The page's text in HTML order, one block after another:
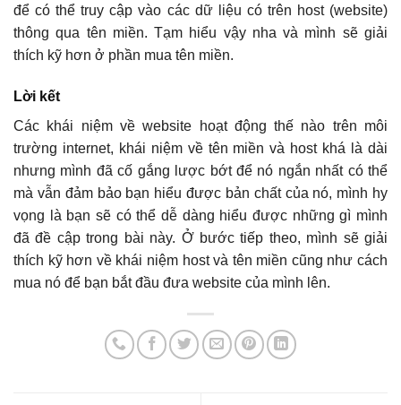
để có thể truy cập vào các dữ liệu có trên host (website)
thông qua tên miền. Tạm hiểu vậy nha và mình sẽ giải
thích kỹ hơn ở phần mua tên miền.
Lời kết
Các khái niệm về website hoạt động thế nào trên môi
trường internet, khái niệm về tên miền và host khá là dài
nhưng mình đã cố gắng lược bớt để nó ngắn nhất có thể
mà vẫn đảm bảo bạn hiểu được bản chất của nó, mình hy
vọng là bạn sẽ có thể dễ dàng hiểu được những gì mình
đã đề cập trong bài này. Ở bước tiếp theo, mình sẽ giải
thích kỹ hơn về khái niệm host và tên miền cũng như cách
mua nó để bạn bắt đầu đưa website của mình lên.